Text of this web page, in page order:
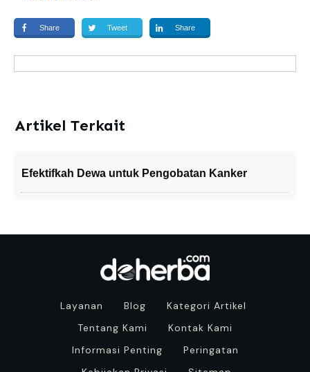
Share Tweet Share
Artikel Terkait
Efektifkah Dewa untuk Pengobatan Kanker
Layanan Blog
Kategori Artikel
Tentang Kami
Kontak Kami
Informasi Penting
Peringatan